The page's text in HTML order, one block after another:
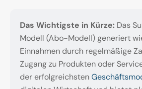
Das Wichtigste in Kürze: Das
Modell (Abo-Modell) generiert
Einnahmen durch regelmäßige
Zugang zu Produkten oder
der erfolgreichsten